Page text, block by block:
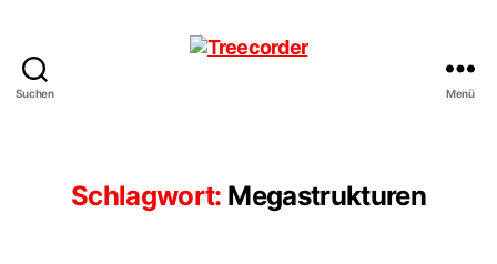
Suchen Menü
Schlagwort: Megastrukturen